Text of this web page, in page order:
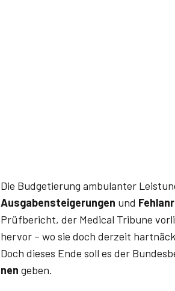
Die Budgetierung ambulanter
Ausgabensteigerungen und
Prüfbericht, der Medical Tribune
hervor – wo sie doch derzeit
Doch dieses Ende soll es der
nen geben.